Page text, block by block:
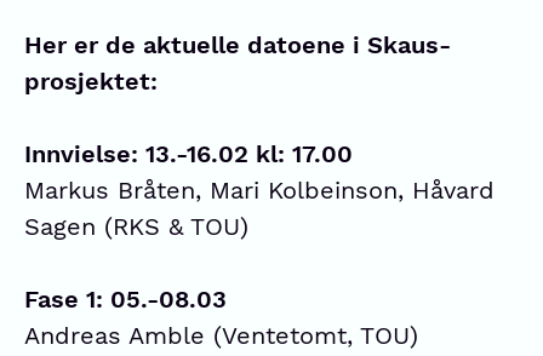
Her er de aktuelle datoene i Skaus-
prosjektet:
Innvielse: 13.-16.02 kl: 17.00
Markus Bråten, Mari Kolbeinson, Håvard
Sagen (RKS & TOU)
Fase 1: 05.-08.03
Andreas Amble (Ventetomt, TOU)